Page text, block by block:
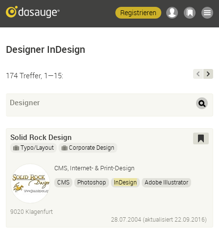
Registrieren
Designer InDesign
174 Treffer, 1—15:
Designer
Solid Rock Design
Typo/Layout Corporate Design
CMS, Internet- & Print-Design
CMS Photoshop InDesign
Adobe Illustrator
9020 Klagenfurt
28.07.2004 (aktualisiert22.09.2016)